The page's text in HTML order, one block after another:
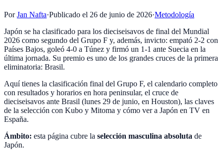
Por Jan Nafta·Publicado el 26 de junio de 2026·Metodología
Japón se ha clasificado para los dieciseisavos de final del Mundial
2026 como segundo del Grupo F y, además, invicto: empató 2-2 con
Países Bajos, goleó 4-0 a Túnez y firmó un 1-1 ante Suecia en la
última jornada. Su premio es uno de los grandes cruces de la primera
eliminatoria: Brasil.
Aquí tienes la clasificación final del Grupo F, el calendario completo
con resultados y horarios en hora peninsular, el cruce de
dieciseisavos ante Brasil (lunes 29 de junio, en Houston), las claves
de la selección con Kubo y Mitoma y cómo ver a Japón en TV en
España.
Ámbito: esta página cubre la selección masculina absoluta de
Japón.